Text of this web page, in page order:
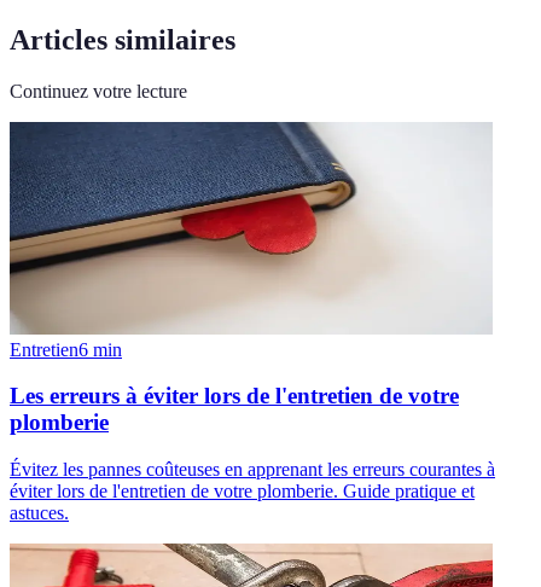
Articles similaires
Continuez votre lecture
Entretien6 min
Les erreurs à éviter lors de l'entretien de votre
plomberie
Évitez les pannes coûteuses en apprenant les erreurs courantes à
éviter lors de l'entretien de votre plomberie. Guide pratique et
astuces.